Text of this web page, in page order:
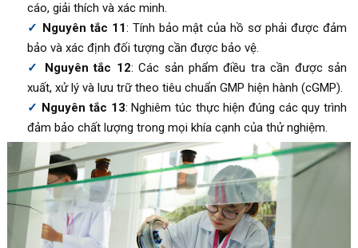
cáo, giải thích và xác minh.
Nguyên tắc 11: Tính bảo mật của hồ sơ phải được đảm
bảo và xác định đối tượng cần được bảo vệ.
Nguyên tắc 12: Các sản phẩm điều tra cần được sản
xuất, xử lý và lưu trữ theo tiêu chuẩn GMP hiện hành (cGMP).
Nguyên tắc 13: Nghiêm túc thực hiện đúng các quy trình
đảm bảo chất lượng trong mọi khía cạnh của thử nghiệm.